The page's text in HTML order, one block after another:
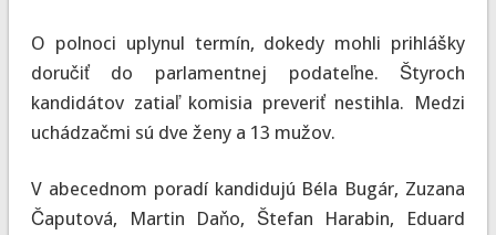
O polnoci uplynul termín, dokedy mohli prihlášky
doručiť do parlamentnej podateľne. Štyroch
kandidátov zatiaľ komisia preveriť nestihla. Medzi
uchádzačmi sú dve ženy a 13 mužov.
V abecednom poradí kandidujú Béla Bugár, Zuzana
Čaputová, Martin Daňo, Štefan Harabin, Eduard